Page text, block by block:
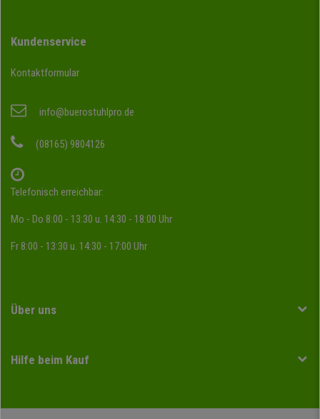
Kundenservice
Kontaktformular
info@buerostuhlpro.de
(08165) 9804126
Telefonisch erreichbar:
Mo - Do 8:00 - 13:30 u. 14:30 - 18:00 Uhr
Fr 8:00 - 13:30 u. 14:30 - 17:00 Uhr
Über uns
Hilfe beim Kauf